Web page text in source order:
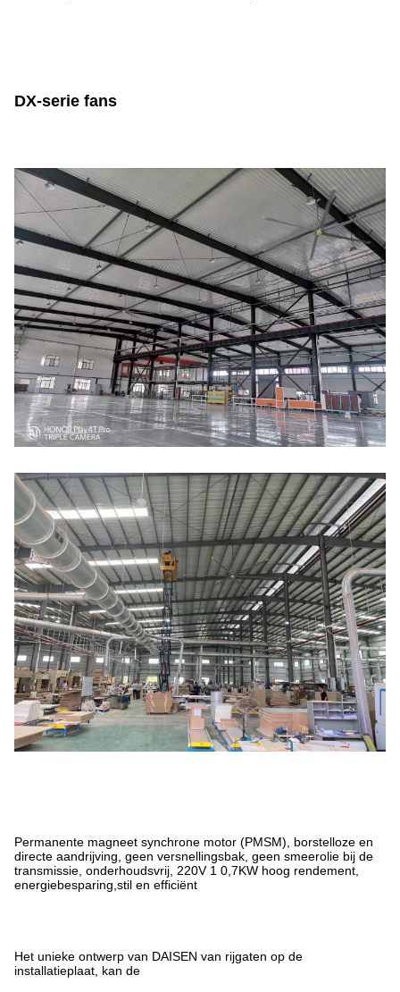
DX-serie fans
Permanente magneet synchrone motor (PMSM), borstelloze en
directe aandrijving, geen versnellingsbak, geen smeerolie bij de
transmissie, onderhoudsvrij, 220V 1 0,7KW hoog rendement,
energiebesparing,stil en efficiënt
Het unieke ontwerp van DAISEN van rijgaten op de
installatieplaat, kan de